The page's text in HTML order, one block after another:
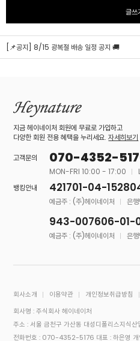
글쓰
[📌공지] 8/15 광복절 배송 일정 공지 🚚
지금 헤이네이처 회원에 무료로 가입하고
다양한 회원 전용 혜택을 누리세요.자세히보기
고객문의
070-4352-
MON-FRI 10:00 - 17:00
뱅킹안내
421701-04-
예금주 : (주)헤이네이처 은
943-007606-01-
예금주 : (주)헤이네이처 은
회사소개 이용약관 개인정보취급방침
회사명 : 주식회사 헤이네이처
주소 : 서울 금천구 가산동 대성디폴리스지식산
전화번호 : 070-4352-5176 대표 : 하은영